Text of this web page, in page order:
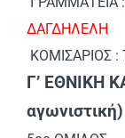
ΔΑΓΔΗΛΕΛΗ
ΚΟΜΙΣΑΡΙΟΣ
Γ’ ΕΘΝΙΚΗ
αγωνιστική)